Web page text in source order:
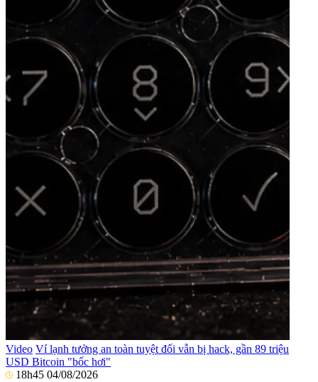
Video Ví lạnh tưởng an toàn tuyệt đối vẫn bị hack, gần 89 triệu
USD Bitcoin "bốc hơi"
18h45 04/08/2026